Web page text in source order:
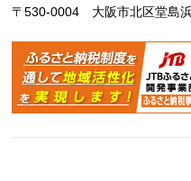
〒530-0004 大阪市北区堂島